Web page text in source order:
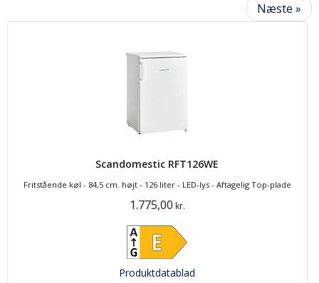
Næste »
Scandomestic RFT126WE
Fritstående køl - 84,5 cm. højt - 126 liter - LED-lys - Aftagelig Top-plade
1.775,00 kr.
Produktdatablad